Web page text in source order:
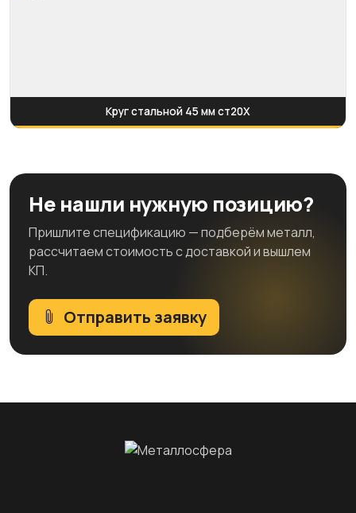
Круг стальной 45 мм ст20Х
Не нашли нужную позицию?
Пришлите спецификацию — подберём металл,
рассчитаем стоимость с доставкой и вышлем
КП.
Отправить заявку